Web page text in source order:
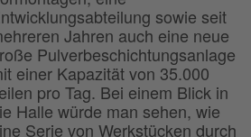
sowie seit
Jahren auch eine neue
Pulverbeschichtungsanlage
einer Kapazität von 35.000
pro Tag. Bei einem Blick in
Halle würde man sehen, wie
Serie von Werkstücken durch